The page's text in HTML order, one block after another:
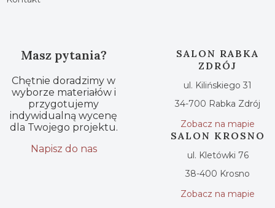
Masz pytania?
Chętnie doradzimy w
wyborze materiałów i
przygotujemy
indywidualną wycenę
dla Twojego projektu.
Napisz do nas
SALON RABKA
ZDRÓJ
ul. Kilińskiego 31
34-700 Rabka Zdrój
Zobacz na mapie
SALON KROSNO
ul. Kletówki 76
38-400 Krosno
Zobacz na mapie